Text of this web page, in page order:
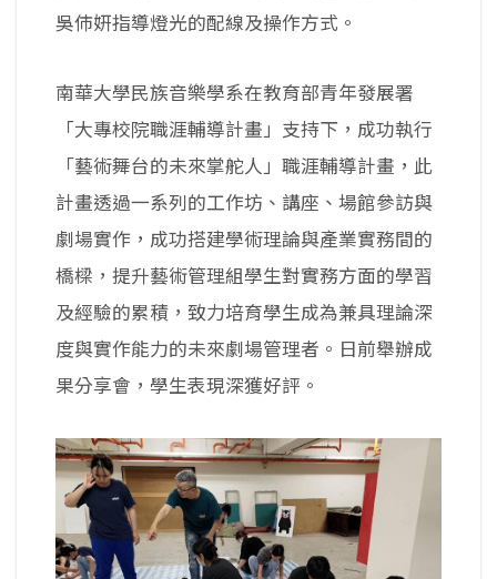
吳伂姸指導燈光的配線及操作方式。
南華大學民族音樂學系在教育部青年發展署
「大專校院職涯輔導計畫」支持下，成功執行
「藝術舞台的未來掌舵人」職涯輔導計畫，此
計畫透過一系列的工作坊、講座、場館參訪與
劇場實作，成功搭建學術理論與產業實務間的
橋樑，提升藝術管理組學生對實務方面的學習
及經驗的累積，致力培育學生成為兼具理論深
度與實作能力的未來劇場管理者。日前舉辦成
果分享會，學生表現深獲好評。